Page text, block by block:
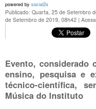
powered by social2s
Publicado: Quarta, 25 de Setembro
de Setembro de 2019, 08h42 |
Evento, considerado
ensino, pesquisa e
técnico-científica,
Música do Instituto